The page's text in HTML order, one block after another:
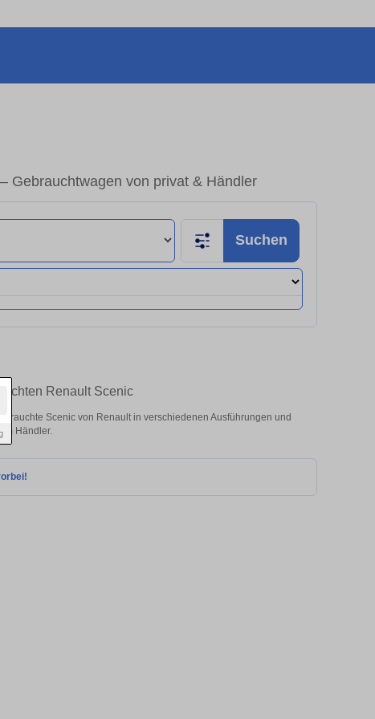
Gebrauchtwagen von privat & Händler
Suchen
Renault Scenic
Scenic von Renault in verschiedenen Ausführungen und
Händler.